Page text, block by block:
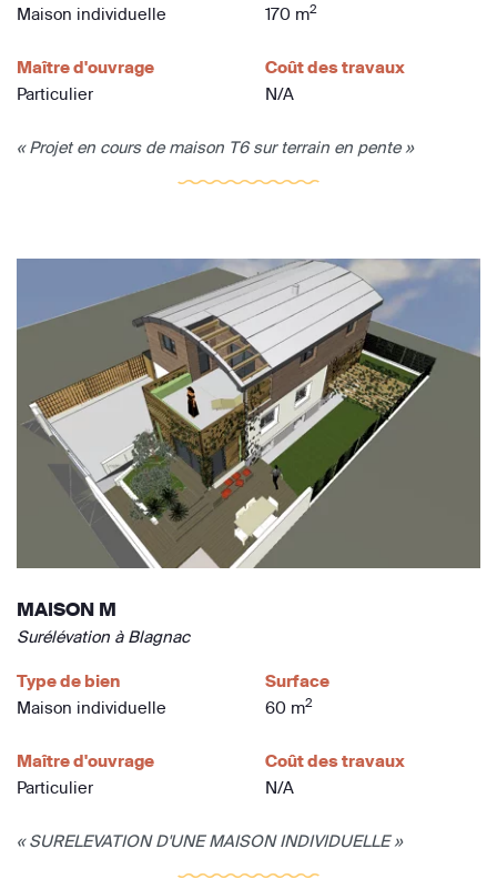
Maison individuelle
170 m2
Maître d'ouvrage
Particulier
Coût des travaux
N/A
« Projet en cours de maison T6 sur terrain en pente »
MAISON M
Surélévation à Blagnac
Type de bien
Maison individuelle
Surface
60 m2
Maître d'ouvrage
Particulier
Coût des travaux
N/A
« SURELEVATION D'UNE MAISON INDIVIDUELLE »